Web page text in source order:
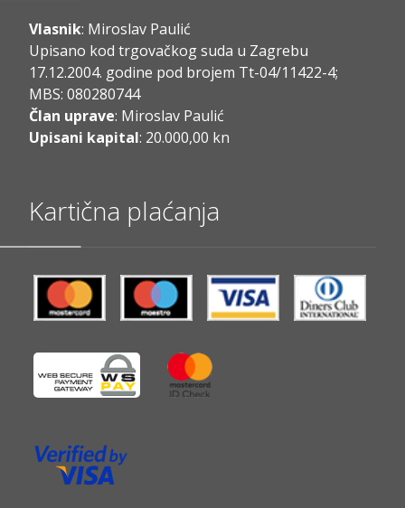
Vlasnik: Miroslav Paulić
Upisano kod trgovačkog suda u Zagrebu
17.12.2004. godine pod brojem Tt-04/11422-4;
MBS: 080280744
Član uprave: Miroslav Paulić
Upisani kapital: 20.000,00 kn
Kartična plaćanja